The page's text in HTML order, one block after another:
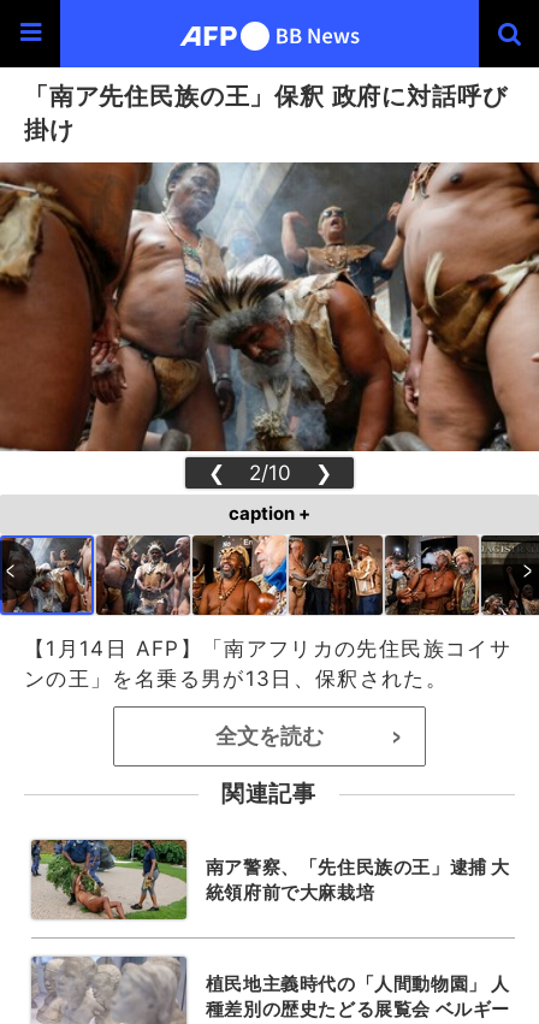
「南ア先住民族の王」保釈 政府に対話呼び
掛け
❮ 2/10 ❯
caption +
【1月14日 AFP】「南アフリカの先住民族コイサ
ンの王」を名乗る男が13日、保釈された。
全文を読む >
関連記事
南ア警察、「先住民族の王」逮捕 大
統領府前で大麻栽培
植民地主義時代の「人間動物園」 人
種差別の歴史たどる展覧会 ベルギー